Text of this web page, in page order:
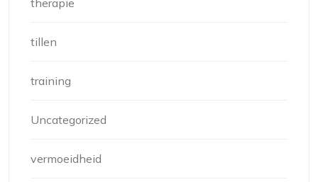
tillen
training
Uncategorized
vermoeidheid